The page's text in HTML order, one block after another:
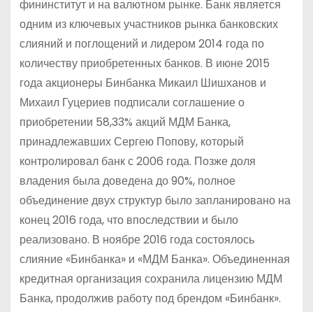
фининститут и на валютном рынке. Банк является
одним из ключевых участников рынка банковских
слияний и поглощений и лидером 2014 года по
количеству приобретенных банков. В июне 2015
года акционеры Бинбанка Микаил Шишханов и
Михаил Гуцериев подписали соглашение о
приобретении 58,33% акций МДМ Банка,
принадлежавших Сергею Попову, который
контролировал банк с 2006 года. Позже доля
владения была доведена до 90%, полное
объединение двух структур было запланировано на
конец 2016 года, что впоследствии и было
реализовано. В ноябре 2016 года состоялось
слияние «Бинбанка» и «МДМ Банка». Объединенная
кредитная организация сохранила лицензию МДМ
Банка, продолжив работу под брендом «Бинбанк».